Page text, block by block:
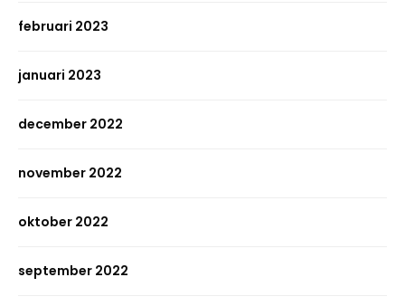
februari 2023
januari 2023
december 2022
november 2022
oktober 2022
september 2022